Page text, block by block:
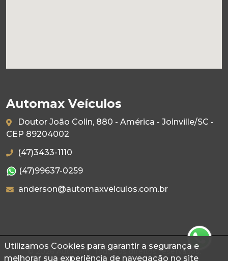
Utilizamos Cookies para garantir a segurança e
melhorar sua experiência de navegação no site
Automax Veículos
Doutor João Colin, 880 - América - Joinville/SC -
CEP 89204002
(47)3433-1110
(47)99637-0259
anderson@automaxveiculos.com.br
© 2026 Autoconf. Todos os direitos reservados.